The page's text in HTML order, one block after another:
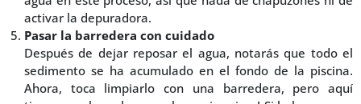
activar la depuradora.
Pasar la barredera con cuidado
Después de dejar reposar el agua, notarás que todo el
sedimento se ha acumulado en el fondo de la piscina.
Ahora, toca limpiarlo con una barredera, pero aquí